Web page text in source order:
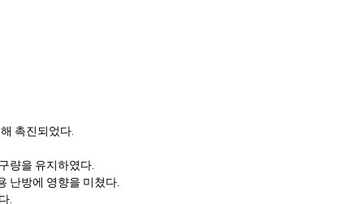
촉진되었다.
량을 유지하였다.
난방에 영향을 미쳤다.
.